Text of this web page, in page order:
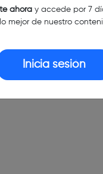
ahoray accede por 7
mejor de nuestro
Inicia sesión